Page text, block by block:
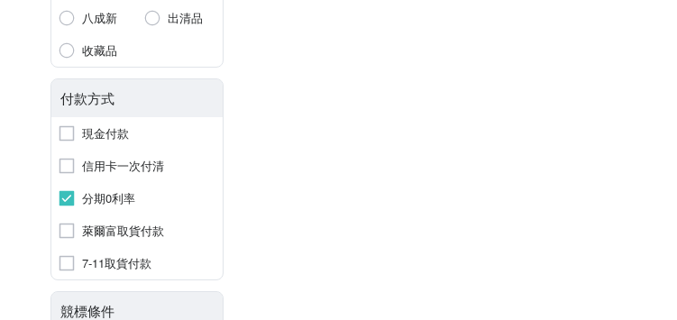
八成新
出清品
收藏品
付款方式
現金付款
信用卡一次付清
分期0利率
萊爾富取貨付款
7-11取貨付款
競標條件